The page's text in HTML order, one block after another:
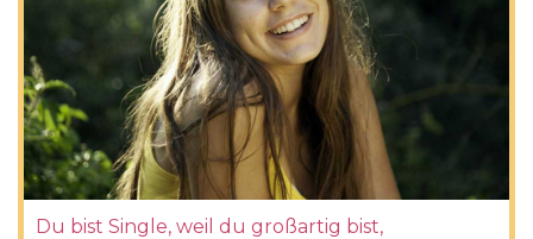
Du bist Single, weil du großartig bist,